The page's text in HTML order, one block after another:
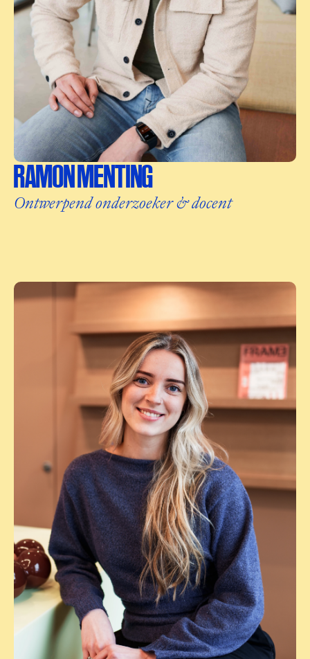
RAMON MENTING
Ontwerpend onderzoeker & docent